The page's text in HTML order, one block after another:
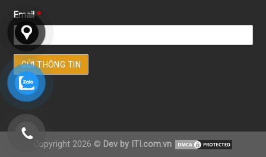
Email *
Copyright 2026 © Dev by ITI.com.vn